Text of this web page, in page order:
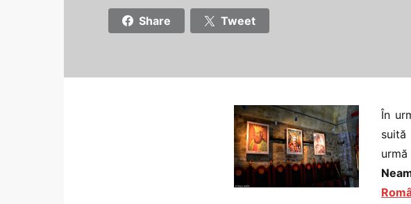
Share Tweet
În